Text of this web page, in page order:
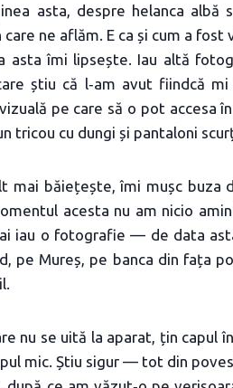
asta, despre helanca
ne aflăm. E ca și cum a
asta îmi lipsește. Iau altă
știu că l‑am avut fiindcă
pe care să o pot accesa
tricou cu dungi și pantaloni
mai băiețește, îmi mușc buza
acesta nu am nicio
iau o fotografie — de data
pe Mureș, pe banca din fața
nu se uită la aparat, țin capul
mic. Știu sigur — tot din